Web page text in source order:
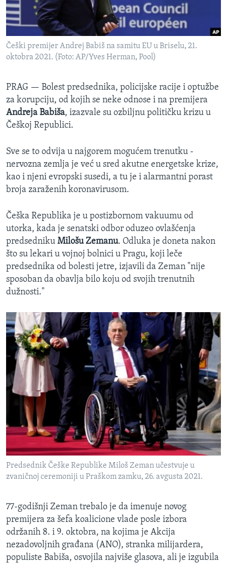
SPORT
INTERVJU
Češki premijer Andrej Babiš na samitu EU u Briselu, 21.
oktobra 2021. (Foto: AP/Yves Herman, Pool)
PRAG — Bolest predsednika, policijske racije i optužbe
za korupciju, od kojih se neke odnose i na premijera
Andreja Babiša, izazvale su ozbiljnu političku krizu u
Češkoj Republici.
Sve se to odvija u najgorem mogućem trenutku -
nervozna zemlja je već u sred akutne energetske krize,
kao i njeni evropski susedi, a tu je i alarmantni porast
broja zaraženih koronavirusom.
Češka Republika je u postizbornom vakuumu od
utorka, kada je senatski odbor oduzeo ovlašćenja
predsedniku Milošu Zemanu. Odluka je doneta nakon
što su lekari u vojnoj bolnici u Pragu, koji leče
predsednika od bolesti jetre, izjavili da Zeman "nije
sposoban da obavlja bilo koju od svojih trenutnih
dužnosti."
Predsednik Češke Republike Miloš Zeman učestvuje u
zvaničnoj ceremoniji u Praškom zamku, 26. avgusta 2021.
77-godišnji Zeman trebalo je da imenuje novog
premijera za šefa koalicione vlade posle izbora
održanih 8. i 9. oktobra, na kojima je Akcija
nezadovoljnih građana (ANO), stranka milijardera,
populiste Babiša, osvojila najviše glasova, ali je izgubila